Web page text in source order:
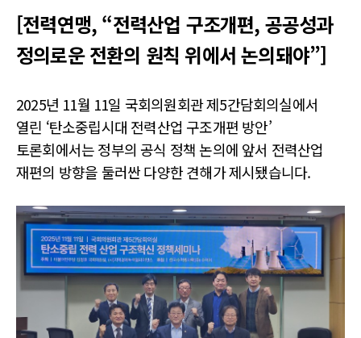
본문
[전력연맹, “전력산업 구조개편, 공공성과
정의로운 전환의 원칙 위에서 논의돼야”]
2025년 11월 11일 국회의원회관 제5간담회의실에서
열린 ‘탄소중립시대 전력산업 구조개편 방안’
토론회에서는 정부의 공식 정책 논의에 앞서 전력산업
재편의 방향을 둘러싼 다양한 견해가 제시됐습니다.